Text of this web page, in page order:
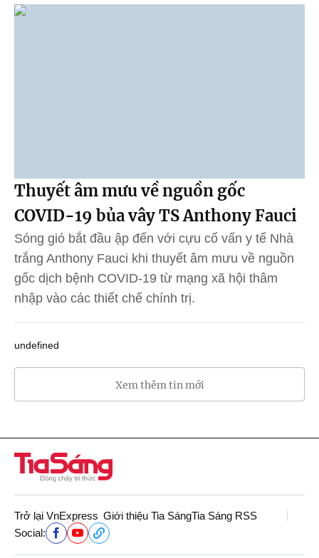
Thuyết âm mưu về nguồn gốc
COVID-19 bủa vây TS Anthony Fauci
Sóng gió bắt đầu ập đến với cựu cố vấn y tế Nhà
trắng Anthony Fauci khi thuyết âm mưu về nguồn
gốc dịch bệnh COVID-19 từ mạng xã hội thâm
nhập vào các thiết chế chính trị.
undefined
Xem thêm tin mới
Trở lại VnExpress Giới thiệu Tia SángTia Sáng RSS
Social: